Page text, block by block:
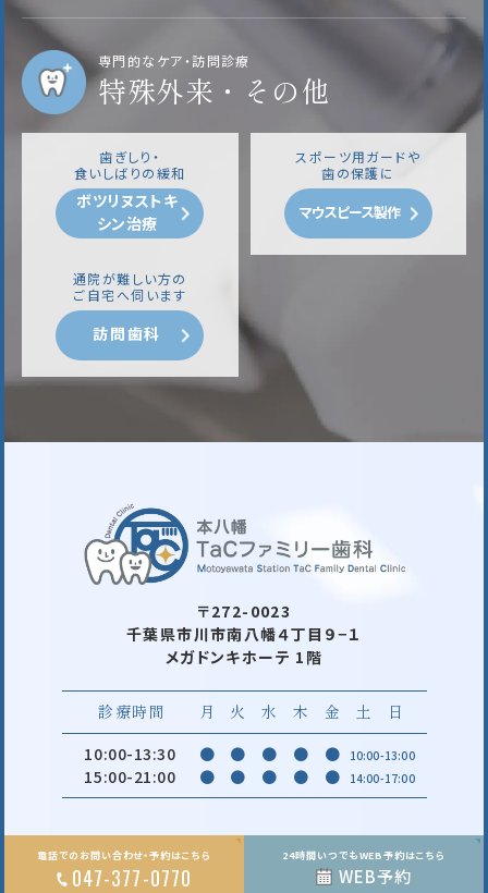
専門的なケア・訪問診療
特殊外来・その他
歯ぎしり・
食いしばりの緩和
ボツリヌストキ
シン治療
スポーツ用ガードや
歯の保護に
マウスピース製作
通院が難しい方の
ご自宅へ伺います
訪問歯科
〒272-0023
千葉県市川市南八幡４丁目９−１
メガドンキホーテ 1階
診療時間 月 火 水 木 金 土
日
10:00-13:30
● ● ● ● ● 10:00-13:00
15:00-21:00 ● ● ● ● ● 14:00-17:00
電話でのお問い合わせ・予約はこちら
047-377-0770
24時間いつでもWEB予約はこちら
WEB予約